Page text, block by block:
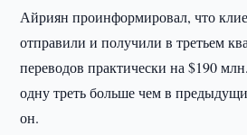
Айриян проинформировал, что
отправили и получили в третьем
переводов практически на $190
одну треть больше чем в
он.